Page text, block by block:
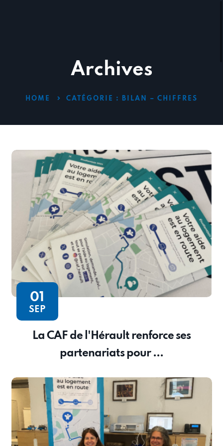
Archives
HOME CATÉGORIE : BILAN – CHIFFRES
01
SEP
La CAF de l'Hérault renforce ses
partenariats pour ...